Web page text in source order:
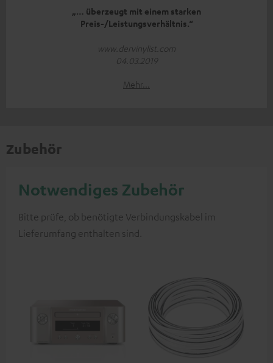
„… überzeugt mit einem starken
Preis-/Leistungsverhältnis.“
www.dervinylist.com
04.03.2019
Mehr...
Zubehör
Notwendiges Zubehör
Bitte prüfe, ob benötigte Verbindungskabel im
Lieferumfang enthalten sind.